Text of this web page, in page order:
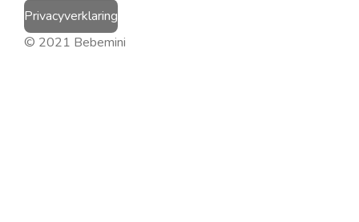
Privacyverklaring
© 2021 Bebemini